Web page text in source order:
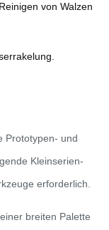
von Walzen
Prototypen- und
Kleinserien-
erforderlich.
breiten Palette